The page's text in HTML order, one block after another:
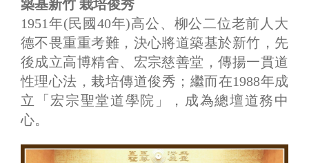
築基新竹 栽培俊秀
1951年(民國40年)高公、柳公二位老前人大
德不畏重重考難，決心將道築基於新竹，先
後成立高博精舍、宏宗慈善堂，傳揚一貫道
性理心法，栽培傳道俊秀；繼而在1988年成
立「宏宗聖堂道學院」，成為總壇道務中
心。